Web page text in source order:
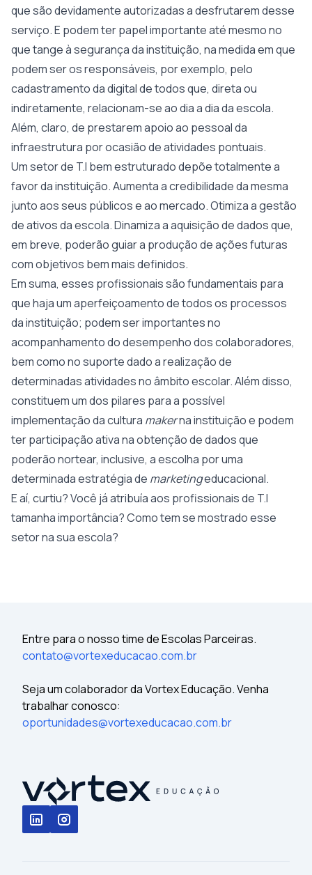
que são devidamente autorizadas a desfrutarem desse
serviço. E podem ter papel importante até mesmo no
que tange à segurança da instituição, na medida em que
podem ser os responsáveis, por exemplo, pelo
cadastramento da digital de todos que, direta ou
indiretamente, relacionam-se ao dia a dia da escola.
Além, claro, de prestarem apoio ao pessoal da
infraestrutura por ocasião de atividades pontuais.
Um setor de T.I bem estruturado depõe totalmente a
favor da instituição. Aumenta a credibilidade da mesma
junto aos seus públicos e ao mercado. Otimiza a gestão
de ativos da escola. Dinamiza a aquisição de dados que,
em breve, poderão guiar a produção de ações futuras
com objetivos bem mais definidos.
Em suma, esses profissionais são fundamentais para
que haja um aperfeiçoamento de todos os processos
da instituição; podem ser importantes no
acompanhamento do desempenho dos colaboradores,
bem como no suporte dado a realização de
determinadas atividades no âmbito escolar. Além disso,
constituem um dos pilares para a possível
implementação da cultura makerna instituição e podem
ter participação ativa na obtenção de dados que
poderão nortear, inclusive, a escolha por uma
determinada estratégia de marketingeducacional.
E aí, curtiu? Você já atribuía aos profissionais de T.I
tamanha importância? Como tem se mostrado esse
setor na sua escola?
Entre para o nosso time de Escolas Parceiras.
contato@vortexeducacao.com.br
Seja um colaborador da Vortex Educação. Venha
trabalhar conosco:
oportunidades@vortexeducacao.com.br